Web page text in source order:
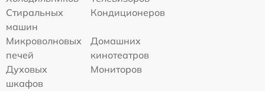
Стиральных
машин
Кондиционеров
Микроволновых
печей
Домашних
кинотеатров
Духовых
шкафов
Мониторов